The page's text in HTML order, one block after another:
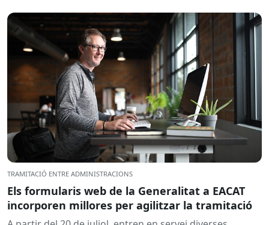
TRAMITACIÓ ENTRE ADMINISTRACIONS
Els formularis web de la Generalitat a EACAT
incorporen millores per agilitzar la tramitació